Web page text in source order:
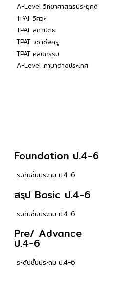
A-Level วิทยาศาสตร์ประยุกต์
TPAT วิศวะ
TPAT สถาปัตย์
TPAT วิชาชีพครู
TPAT ศิลปกรรม
A-Level ภาษาต่างประเทศ
Foundation ป.4-6
ระดับชั้นประถม ป.4-6
สรุป Basic ป.4-6
ระดับชั้นประถม ป.4-6
Pre/ Advance
ป.4-6
ระดับชั้นประถม ป.4-6